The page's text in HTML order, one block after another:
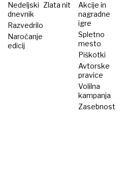
Nedeljski
dnevnik
Razvedrilo
Naročanje
edicij
Zlata nit
Akcije in
nagradne
igre
Spletno
mesto
Piškotki
Avtorske
pravice
Volilna
kampanja
Zasebnost